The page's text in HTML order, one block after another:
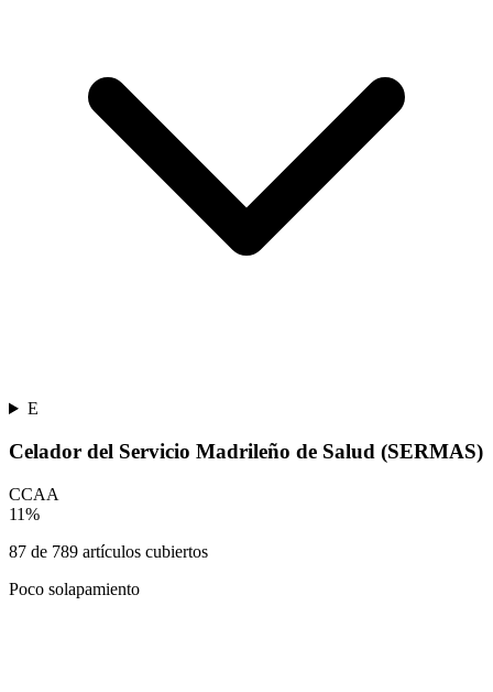
E
Celador del Servicio Madrileño de Salud (SERMAS)
CCAA
11%
87 de 789 artículos cubiertos
Poco solapamiento